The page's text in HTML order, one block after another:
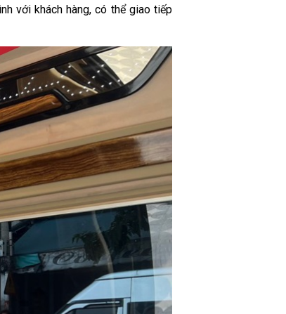
với khách hàng, có thể giao tiếp